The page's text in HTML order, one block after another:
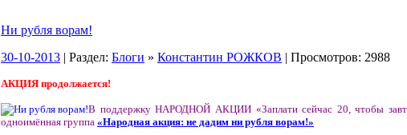
Ни рубля ворам!
30-10-2013 | Раздел: Блоги » Константин РОЖКОВ | Просмотров: 2988
АКЦИЯ продолжается!
В поддержку НАРОДНОЙ АКЦИИ «Заплати сейчас 20, чтобы
одноимённая группа «Народная акция: не дадим ни рубля ворам!»